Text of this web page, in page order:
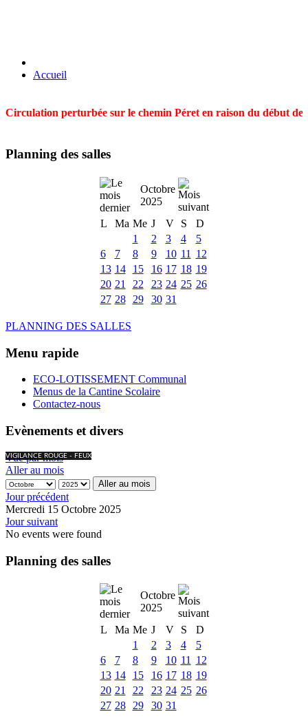
Accueil
Circulation perturbée sur le chemin Péret en raison du début
Planning des salles
Octobre
2025
L
Ma Me J V S
D
1
2 3 4
5
6
7 8 9 10 11
12
13 14 15 16 17 18 19
20 21 22 23 24 25 26
27 28 29 30 31
PLANNING DES SALLES
Menu rapide
ECO-LOTISSEMENT Communal
Menus de la Cantine Scolaire
Contactez-nous
Evènements et divers
VIGILANCE ROUGE - FEUX
Vue par mois
Aller au mois
Aller au mois
Jour précédent
Mercredi 15 Octobre 2025
Jour suivant
No events were found
Planning des salles
Octobre
2025
L
Ma Me J V S
D
1
2 3 4
5
6
7 8 9 10 11
12
13 14 15 16 17 18 19
20 21 22 23 24 25 26
27 28 29 30 31